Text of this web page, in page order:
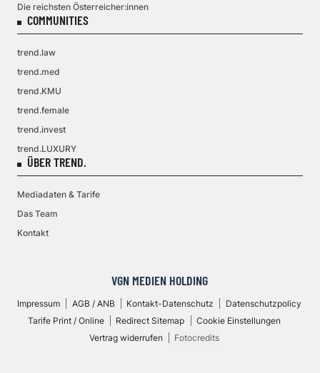
Die reichsten Österreicher:innen
COMMUNITIES
trend.law
trend.med
trend.KMU
trend.female
trend.invest
trend.LUXURY
ÜBER TREND.
Mediadaten & Tarife
Das Team
Kontakt
VGN MEDIEN HOLDING
Impressum AGB / ANB Kontakt-Datenschutz
Datenschutzpolicy
Tarife Print / Online
Redirect Sitemap
Cookie Einstellungen
Vertrag widerrufen
Fotocredits